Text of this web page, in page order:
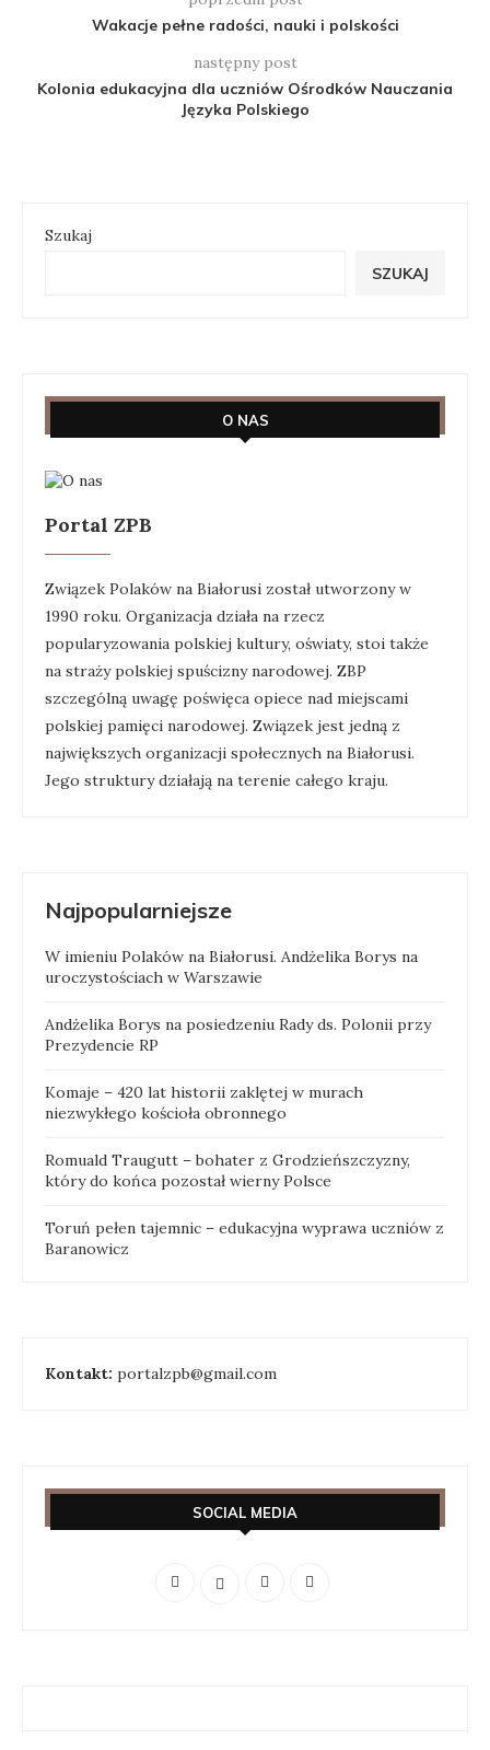
Wakacje pełne radości, nauki i polskości
następny post
Kolonia edukacyjna dla uczniów Ośrodków Nauczania
Języka Polskiego
Szukaj
SZUKAJ
O NAS
Portal ZPB
Związek Polaków na Białorusi został utworzony w
1990 roku. Organizacja działa na rzecz
popularyzowania polskiej kultury, oświaty, stoi także
na straży polskiej spuścizny narodowej. ZBP
szczególną uwagę poświęca opiece nad miejscami
polskiej pamięci narodowej. Związek jest jedną z
największych organizacji społecznych na Białorusi.
Jego struktury działają na terenie całego kraju.
Najpopularniejsze
W imieniu Polaków na Białorusi. Andżelika Borys na
uroczystościach w Warszawie
Andżelika Borys na posiedzeniu Rady ds. Polonii przy
Prezydencie RP
Komaje – 420 lat historii zaklętej w murach
niezwykłego kościoła obronnego
Romuald Traugutt – bohater z Grodzieńszczyzny,
który do końca pozostał wierny Polsce
Toruń pełen tajemnic – edukacyjna wyprawa uczniów z
Baranowicz
Kontakt: portalzpb@gmail.com
SOCIAL MEDIA